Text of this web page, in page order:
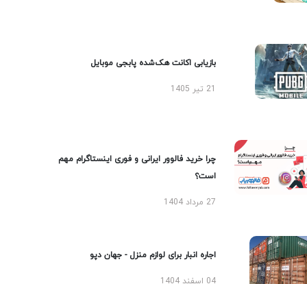
بازیابی اکانت هک‌شده پابجی موبایل
چرا خرید فالوور ایرانی و فوری اینستاگرام مهم
است؟
27 مرداد 1404
اجاره انبار برای لوازم منزل - جهان دپو
04 اسفند 1404